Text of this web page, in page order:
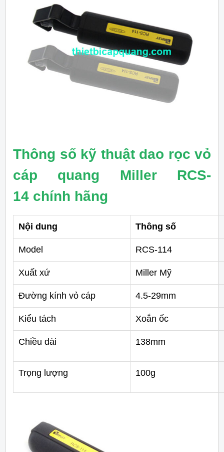
Thông số kỹ thuật dao rọc vỏ
cáp quang Miller RCS-
14 chính hãng
Nội dung Thông
Model RCS-114
Xuất xứ Miller Mỹ
Đường kính vỏ cáp 4.5-29mm
Kiểu tách Xoắn ốc
Chiều dài 138mm
Trọng lượng 100g